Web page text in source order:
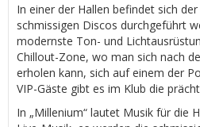
In einer der Hallen befindet sich
schmissigen Discos durchgeführt
modernste Ton- und
Chillout-Zone, wo man sich nach
erholen kann, sich auf einem der
VIP-Gäste gibt es im Klub die
In „Millenium“ lautet Musik für die